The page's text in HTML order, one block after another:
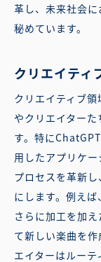
革し、未来社会
秘めています。
クリエイティ
クリエイティブ
やクリエイター
す。特に
用したアプリケ
プロセスを革新
にします。例え
さらに加工を加
て新しい楽曲を
エイターはルー